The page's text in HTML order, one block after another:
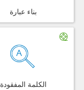
بناء عبارة
الكلمة المفقودة